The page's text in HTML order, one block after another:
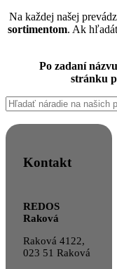
Na každej našej
sortimentom. Ak
Po zadaní
stránku
Kontakt
REDOS
Raková
Raková 4122,
023 51 Raková